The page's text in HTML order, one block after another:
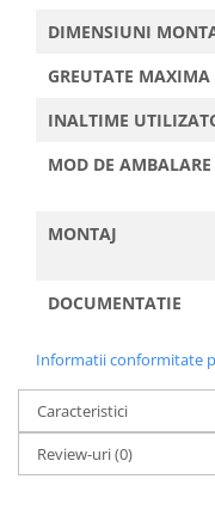
DIMENSIUNI
GREUTATE
INALTIME
MOD DE AMBALARE
MONTAJ
DOCUMENTATIE
Informatii conformitate
Caracteristici
Review-uri(0)